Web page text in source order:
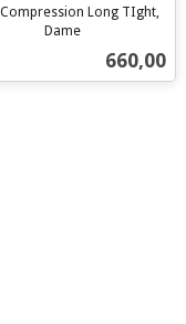
Long TIght,
Dame
Pris
660,00